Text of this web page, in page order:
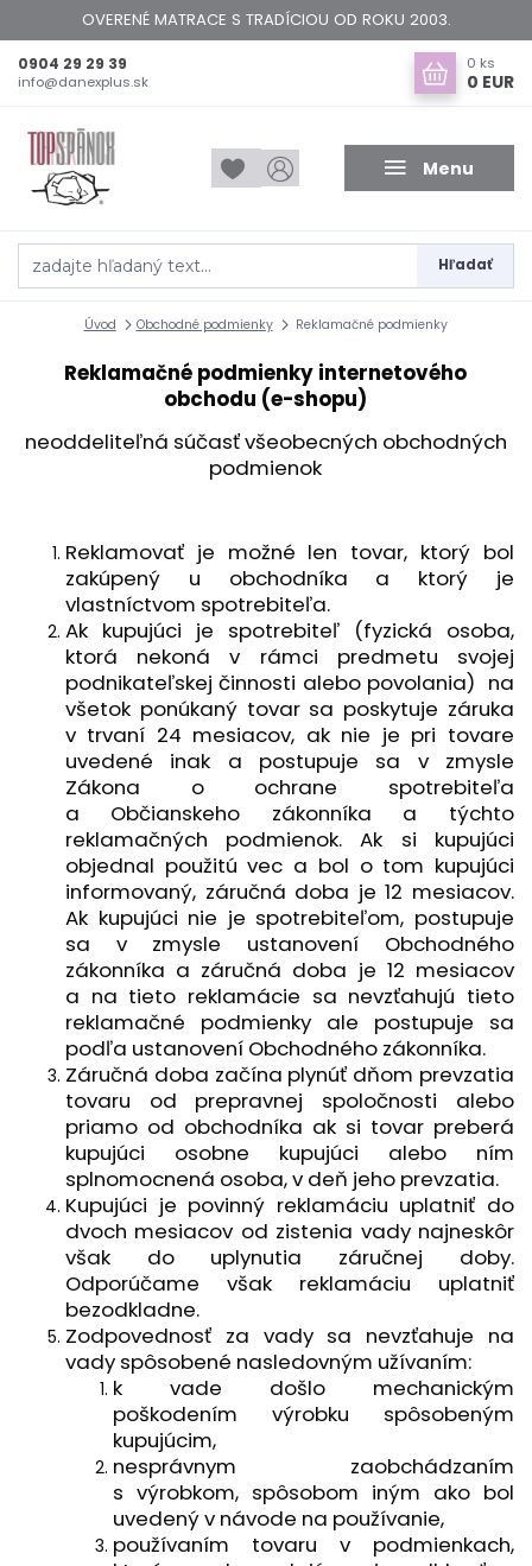
OVERENÉ MATRACE S TRADÍCIOU OD ROKU 2003.
Menu
Hľadať
0904 29 29 39
info@danexplus.sk
0 ks
0 EUR
Úvod Obchodné podmienky Reklamačné podmienky
Reklamačné podmienky internetového
obchodu (e-shopu)
neoddeliteľná súčasť všeobecných obchodných
podmienok
Reklamovať je možné len tovar, ktorý bol
zakúpený u obchodníka a ktorý je
vlastníctvom spotrebiteľa.
Ak kupujúci je spotrebiteľ (fyzická osoba,
ktorá nekoná v rámci predmetu svojej
podnikateľskej činnosti alebo povolania) na
všetok ponúkaný tovar sa poskytuje záruka
v trvaní 24 mesiacov, ak nie je pri tovare
uvedené inak a postupuje sa v zmysle
Zákona o ochrane spotrebiteľa
a Občianskeho zákonníka a týchto
reklamačných podmienok. Ak si kupujúci
objednal použitú vec a bol o tom kupujúci
informovaný, záručná doba je 12 mesiacov.
Ak kupujúci nie je spotrebiteľom, postupuje
sa v zmysle ustanovení Obchodného
zákonníka a záručná doba je 12 mesiacov
a na tieto reklamácie sa nevzťahujú tieto
reklamačné podmienky ale postupuje sa
podľa ustanovení Obchodného zákonníka.
Záručná doba začína plynúť dňom prevzatia
tovaru od prepravnej spoločnosti alebo
priamo od obchodníka ak si tovar preberá
kupujúci osobne kupujúci alebo ním
splnomocnená osoba, v deň jeho prevzatia.
Kupujúci je povinný reklamáciu uplatniť do
dvoch mesiacov od zistenia vady najneskôr
však do uplynutia záručnej doby.
Odporúčame však reklamáciu uplatniť
bezodkladne.
Zodpovednosť za vady sa nevzťahuje na
vady spôsobené nasledovným užívaním:
k vade došlo mechanickým
poškodením výrobku spôsobeným
kupujúcim,
nesprávnym zaobchádzaním
s výrobkom, spôsobom iným ako bol
uvedený v návode na používanie,
používaním tovaru v podmienkach,